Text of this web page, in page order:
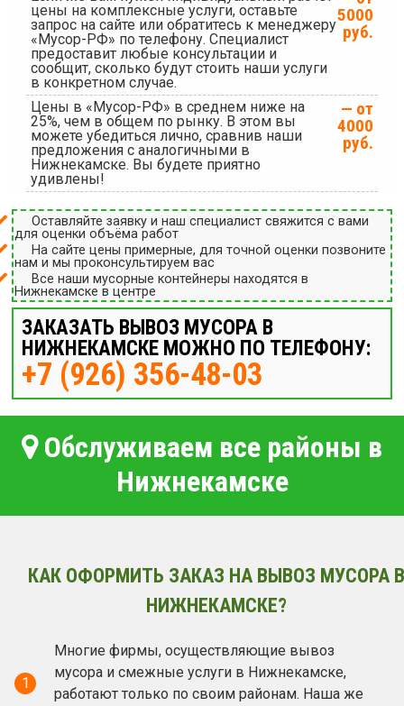
цены на комплексные услуги, оставьте
запрос на сайте или обратитесь к менеджеру
«Мусор-РФ» по телефону. Специалист
предоставит любые консультации и
сообщит, сколько будут стоить наши услуги
в конкретном случае.
5000
руб.
Цены в «Мусор-РФ» в среднем ниже на
25%, чем в общем по рынку. В этом вы
можете убедиться лично, сравнив наши
предложения с аналогичными в
Нижнекамске. Вы будете приятно
удивлены!
— от
4000
руб.
Оставляйте заявку и наш специалист свяжится с вами
для оценки объёма работ
На сайте цены примерные, для точной оценки позвоните
нам и мы проконсультируем вас
Все наши мусорные контейнеры находятся в
Нижнекамске в центре
ЗАКАЗАТЬ ВЫВОЗ МУСОРА В
НИЖНЕКАМСКЕ МОЖНО ПО ТЕЛЕФОНУ:
+7 (926) 356-48-03
Обслуживаем все районы в
Нижнекамске
КАК ОФОРМИТЬ ЗАКАЗ НА ВЫВОЗ МУСОРА В
НИЖНЕКАМСКЕ?
1
Многие фирмы, осуществляющие вывоз
мусора и смежные услуги в Нижнекамске,
работают только по своим районам. Наша же